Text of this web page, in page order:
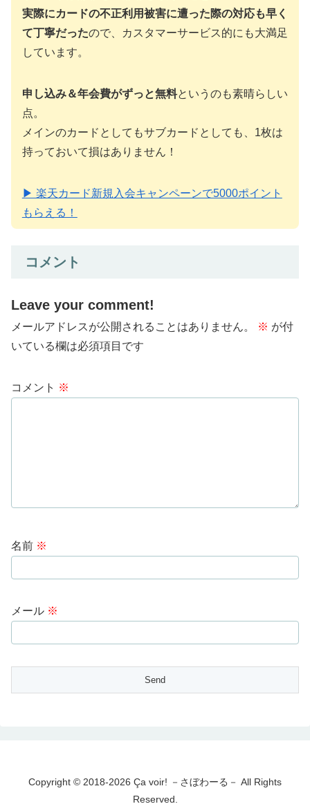
実際にカードの不正利用被害に遭った際の対応も早く
て丁寧だったので、カスタマーサービス的にも大満足
しています。
申し込み＆年会費がずっと無料というのも素晴らしい
点。
メインのカードとしてもサブカードとしても、1枚は
持っておいて損はありません！
▶ 楽天カード新規入会キャンペーンで5000ポイント
もらえる！
コメント
Leave your comment!
メールアドレスが公開されることはありません。 ※ が付
いている欄は必須項目です
コメント ※
名前 ※
メール ※
Copyright © 2018-2026 Ça voir! －さぼわーる－ All Rights
Reserved.